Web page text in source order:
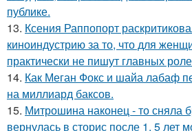
публике.
13. Ксения Раппопорт
киноиндустрию за то, что для
практически не пишут главных
14. Как Меган Фокс и шайа лабаф
на миллиард баксов.
15. Митрошина наконец - то сняла
вернулась в сторис после 1, 5 лет